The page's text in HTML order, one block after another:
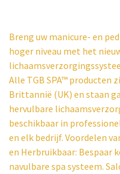
Breng uw manicure- en
hoger niveau met het
Alle TGB SPA™ producten
Brittannië (UK) en staan
hervulbare
beschikbaar in
en elk bedrijf. Voordelen
en Herbruikbaar: Bespaar
navulbare spa systeem.